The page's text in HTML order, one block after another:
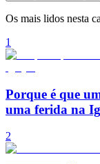
Os mais lidos nesta
1
Porque é que
uma ferida na
2